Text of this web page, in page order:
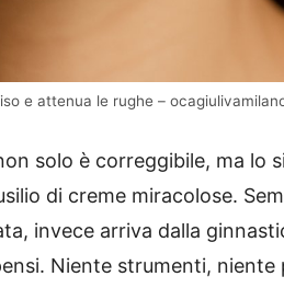
e attenua le rughe –
solo è correggibile, ma lo
di creme miracolose.
invece arriva dalla
Niente strumenti,